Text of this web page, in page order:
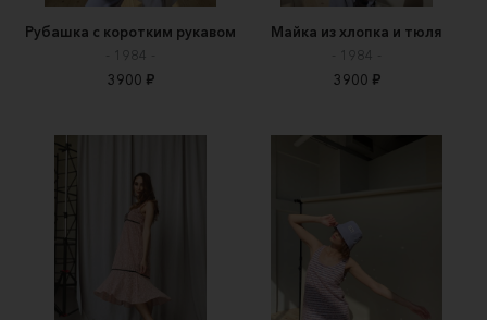
Рубашка с коротким рукавом
- 1984 -
3900 ₽
Майка из хлопка и тюля
- 1984 -
3900 ₽